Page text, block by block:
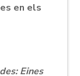
en els
Eines